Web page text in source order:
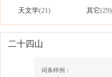
天文学(21) 其它(29)
二十四山
词条样例：